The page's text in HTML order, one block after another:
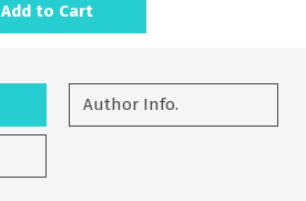
Add to Cart
Author Info.